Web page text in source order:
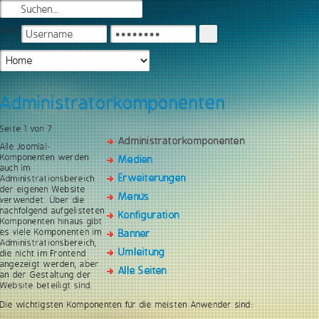
Login
Administratorkomponenten
Administratorkomponenten
Medien
Erweiterungen
Menüs
Konfiguration
Banner
Umleitung
Alle Seiten
Seite 1 von 7
Alle Joomla!-
Komponenten werden
auch im
Administrationsbereich
der eigenen Website
verwendet. Über die
nachfolgend aufgelisteten
Komponenten hinaus gibt
es viele Komponenten im
Administrationsbereich,
die nicht im Frontend
angezeigt werden, aber
an der Gestaltung der
Website beteiligt sind.
Die wichtigsten Komponenten für die meisten Anwender sind: